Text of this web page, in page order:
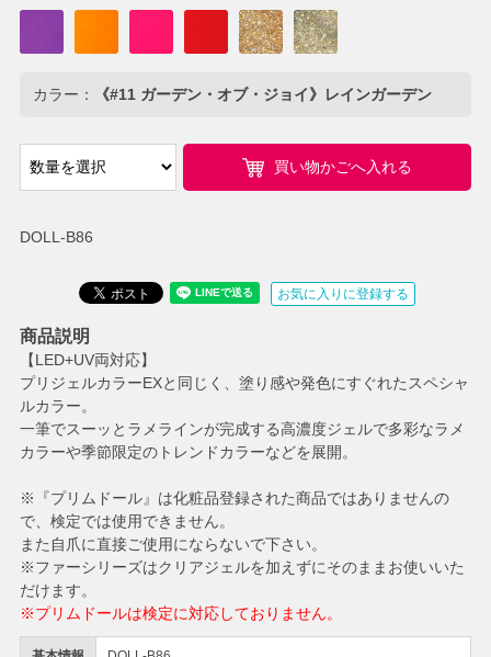
DOLL-B86
カラー： 《#11 ガーデン・オブ・ジョイ》レインガーデン
買い物かごへ入れる
お気に入りに登録する
商品説明
【LED+UV両対応】
プリジェルカラーEXと同じく、塗り感や発色にすぐれたスペシャ
ルカラー。
一筆でスーッとラメラインが完成する高濃度ジェルで多彩なラメ
カラーや季節限定のトレンドカラーなどを展開。
※『プリムドール』は化粧品登録された商品ではありませんの
で、検定では使用できません。
また自爪に直接ご使用にならないで下さい。
※ファーシリーズはクリアジェルを加えずにそのままお使いいた
だけます。
※プリムドールは検定に対応しておりません。